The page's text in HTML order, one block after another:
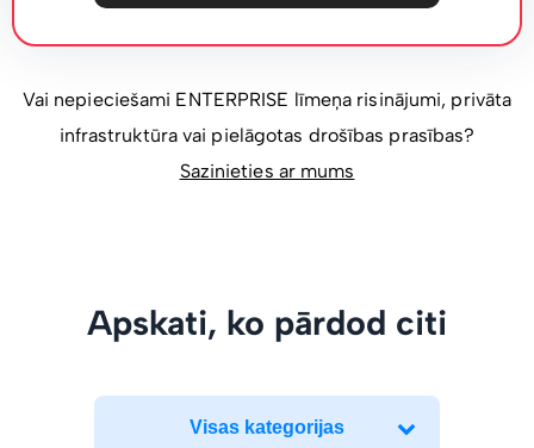
Vai nepieciešami ENTERPRISE līmeņa risinājumi, privāta
infrastruktūra vai pielāgotas drošības prasības?
Sazinieties ar mums
Apskati, ko pārdod citi
Visas kategorijas